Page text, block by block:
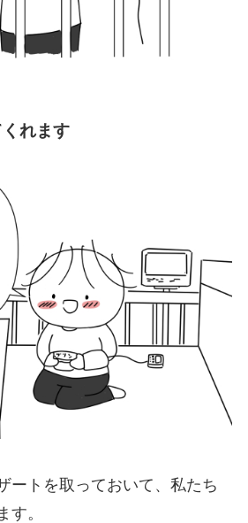
れます
ートを取っておいて、私たち
す。